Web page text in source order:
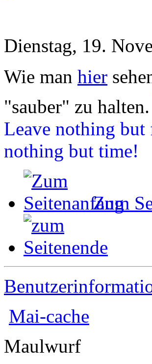
Dienstag, 19.
Wie man hier
"sauber" zu halten.
Leave nothing
nothing but time!
Zum
Mai-cache
Maulwurf